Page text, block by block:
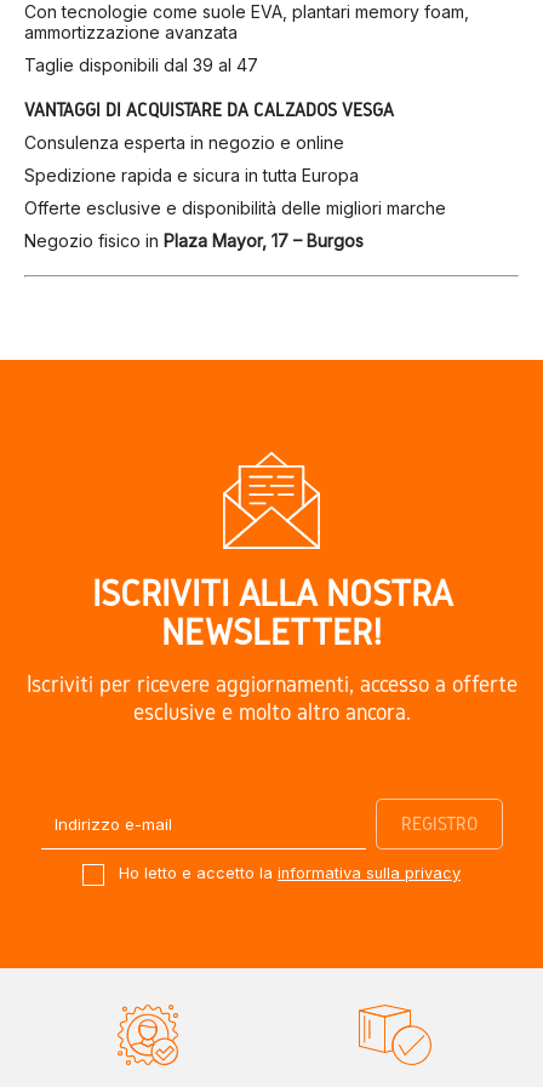
Con tecnologie come suole EVA, plantari memory foam,
ammortizzazione avanzata
Taglie disponibili dal 39 al 47
VANTAGGI DI ACQUISTARE DA CALZADOS VESGA
Consulenza esperta in negozio e online
Spedizione rapida e sicura in tutta Europa
Offerte esclusive e disponibilità delle migliori marche
Negozio fisico in Plaza Mayor, 17 – Burgos
ISCRIVITI ALLA NOSTRA
NEWSLETTER!
Iscriviti per ricevere aggiornamenti, accesso a offerte
esclusive e molto altro ancora.
Ho letto e accetto la informativa sulla privacy